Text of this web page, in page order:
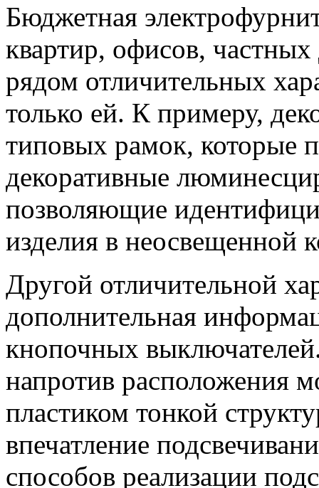
Бюджетная
квартир, офисов,
рядом отличительных
только ей. К примеру,
типовых рамок, которые
декоративные
позволяющие
изделия в неосвещенной
Другой отличительной
дополнительная
кнопочных
напротив расположения
пластиком тонкой
впечатление
способов реализации